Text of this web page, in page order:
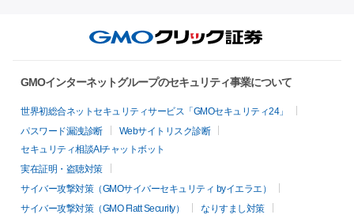
GMOインターネットグループのセキュリティ事業について
世界初総合ネットセキュリティサービス「GMOセキュリティ24」
パスワード漏洩診断
Webサイトリスク診断
セキュリティ相談AIチャットボット
実在証明・盗聴対策
サイバー攻撃対策（GMOサイバーセキュリティ byイエラエ）
サイバー攻撃対策（GMO Flatt Security）
なりすまし対策